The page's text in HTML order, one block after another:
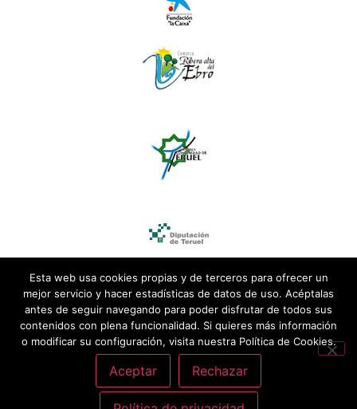
Esta web usa cookies propias y de terceros para ofrecer un
mejor servicio y hacer estadísticas de datos de uso. Acéptalas
antes de seguir navegando para poder disfrutar de todos sus
contenidos con plena funcionalidad. Si quieres más información
o modificar su configuración, visita nuestra Política de Cookies.
Aceptar Rechazar